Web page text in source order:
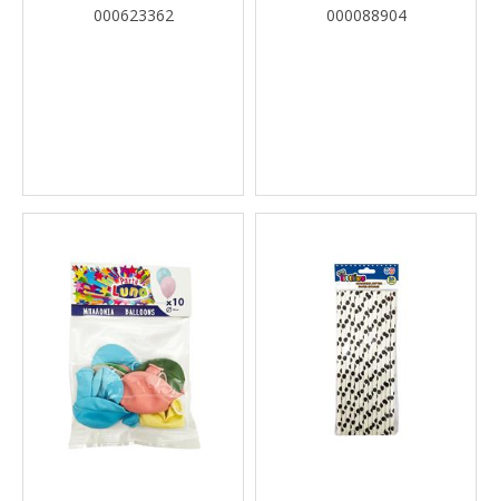
000623362 000088904